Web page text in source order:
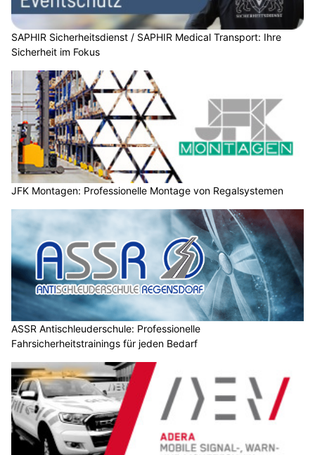
SAPHIR Sicherheitsdienst / SAPHIR Medical Transport: Ihre
Sicherheit im Fokus
JFK Montagen: Professionelle Montage von Regalsystemen
ASSR Antischleuderschule: Professionelle
Fahrsicherheitstrainings für jeden Bedarf